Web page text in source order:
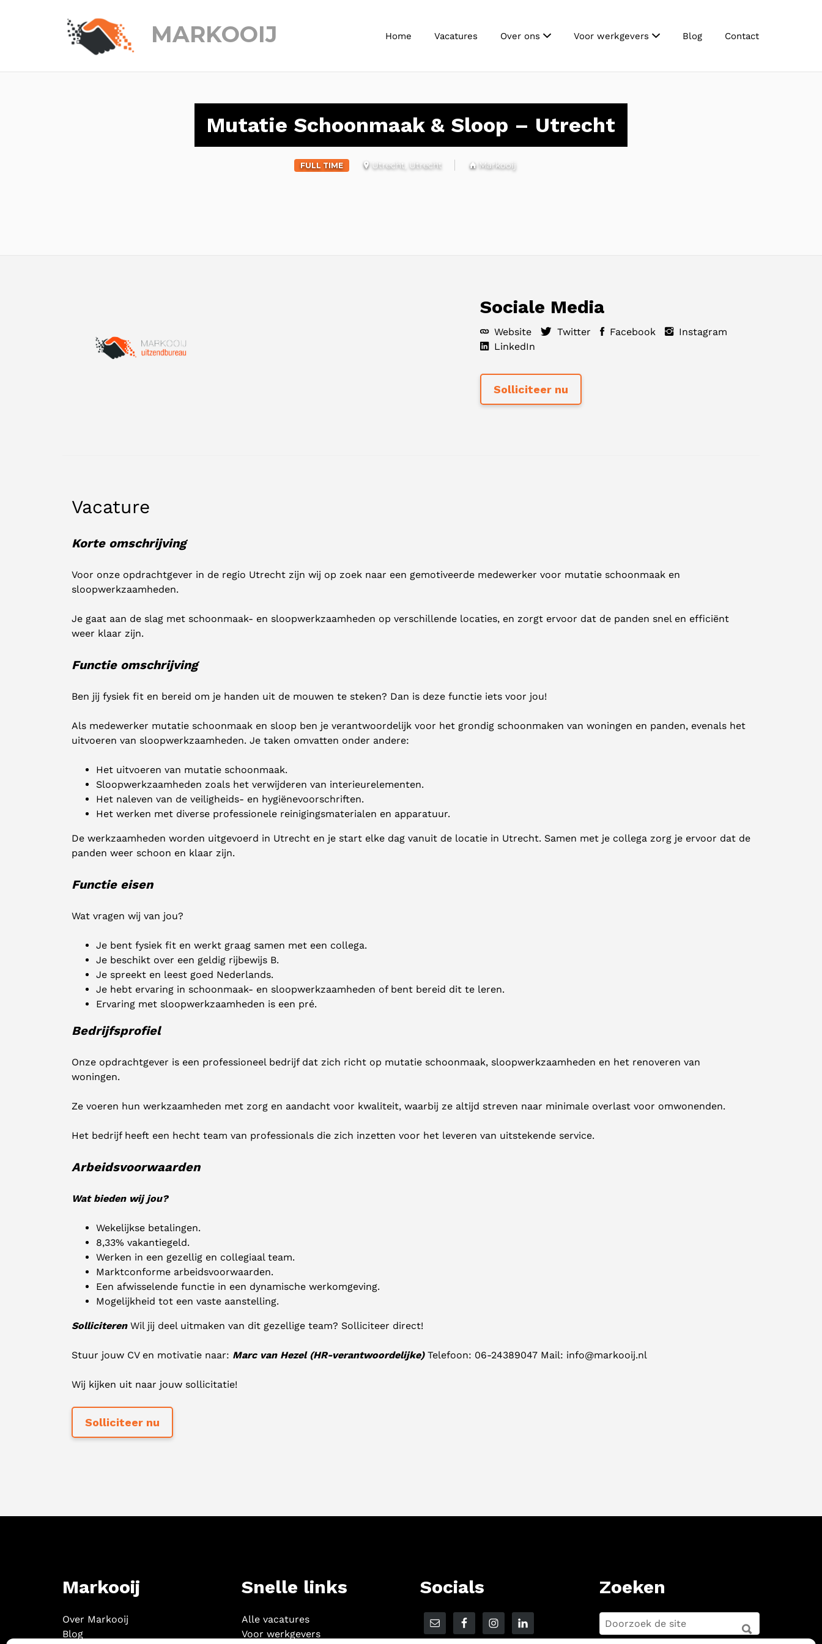
MARKOOIJ Home Vacatures Over ons Voor werkgevers Blog Contact
Mutatie Schoonmaak & Sloop – Utrecht
FULL TIME Utrecht, Utrecht Markooij
Sociale Media
Website Twitter Facebook
Instagram
LinkedIn
Vacature
Korte omschrijving
Voor onze opdrachtgever in de regio Utrecht zijn wij op zoek naar een gemotiveerde medewerker voor mutatie schoonmaak en
sloopwerkzaamheden.
Je gaat aan de slag met schoonmaak- en sloopwerkzaamheden op verschillende locaties, en zorgt ervoor dat de panden snel en efficiënt
weer klaar zijn.
Functie omschrijving
Ben jij fysiek fit en bereid om je handen uit de mouwen te steken? Dan is deze functie iets voor jou!
Als medewerker mutatie schoonmaak en sloop ben je verantwoordelijk voor het grondig schoonmaken van woningen en panden, evenals het
uitvoeren van sloopwerkzaamheden. Je taken omvatten onder andere:
Het uitvoeren van mutatie schoonmaak.
Sloopwerkzaamheden zoals het verwijderen van interieurelementen.
Het naleven van de veiligheids- en hygiënevoorschriften.
Het werken met diverse professionele reinigingsmaterialen en apparatuur.
De werkzaamheden worden uitgevoerd in Utrecht en je start elke dag vanuit de locatie in Utrecht. Samen met je collega zorg je ervoor dat de
panden weer schoon en klaar zijn.
Functie eisen
Wat vragen wij van jou?
Je bent fysiek fit en werkt graag samen met een collega.
Je beschikt over een geldig rijbewijs B.
Je spreekt en leest goed Nederlands.
Je hebt ervaring in schoonmaak- en sloopwerkzaamheden of bent bereid dit te leren.
Ervaring met sloopwerkzaamheden is een pré.
Bedrijfsprofiel
Onze opdrachtgever is een professioneel bedrijf dat zich richt op mutatie schoonmaak, sloopwerkzaamheden en het renoveren van
woningen.
Ze voeren hun werkzaamheden met zorg en aandacht voor kwaliteit, waarbij ze altijd streven naar minimale overlast voor omwonenden.
Het bedrijf heeft een hecht team van professionals die zich inzetten voor het leveren van uitstekende service.
Arbeidsvoorwaarden
Wat bieden wij jou?
Wekelijkse betalingen.
8,33% vakantiegeld.
Werken in een gezellig en collegiaal team.
Marktconforme arbeidsvoorwaarden.
Een afwisselende functie in een dynamische werkomgeving.
Mogelijkheid tot een vaste aanstelling.
SolliciterenWil jij deel uitmaken van dit gezellige team? Solliciteer direct!
Stuur jouw CV en motivatie naar: Marc van Hezel (HR-verantwoordelijke) Telefoon: 06-24389047 Mail: info@markooij.nl
Wij kijken uit naar jouw sollicitatie!
Markooij
Over Markooij
Blog
Snelle links
Alle vacatures
Voor werkgevers
Socials Zoeken
ZOEKEN
FOR: